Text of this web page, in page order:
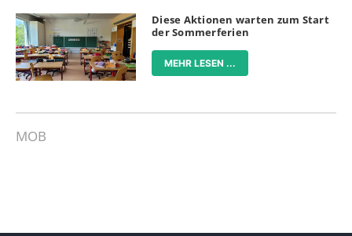
Diese Aktionen warten zum Start
der Sommerferien
MEHR LESEN ...
MOB